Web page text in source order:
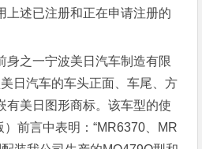
上述已注册和正在申请注册的
之一宁波美日汽车制造有限
日汽车的车头正面、车尾、方
有美日图形商标。该车型的使
前言中表明：“MR6370、MR